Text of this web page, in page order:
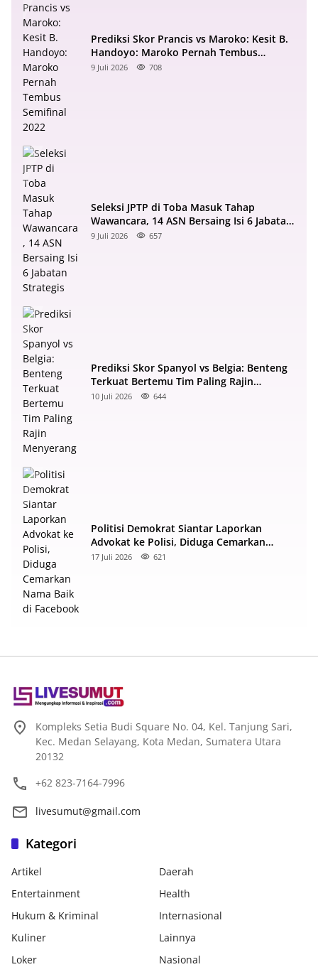
Prediksi Skor Prancis vs Maroko: Kesit B.
Handoyo: Maroko Pernah Tembus
Semifinal 2022
9 Juli 2026 708
Seleksi JPTP di Toba Masuk Tahap
Wawancara, 14 ASN Bersaing Isi 6 Jabatan
Strategis
9 Juli 2026 657
Prediksi Skor Spanyol vs Belgia: Benteng
Terkuat Bertemu Tim Paling Rajin
Menyerang
10 Juli 2026 644
Politisi Demokrat Siantar Laporkan
Advokat ke Polisi, Diduga Cemarkan
Nama Baik di Facebook
17 Juli 2026 621
Kompleks Setia Budi Square No. 04, Kel. Tanjung Sari,
Kec. Medan Selayang, Kota Medan, Sumatera Utara
20132
+62 823-7164-7996
livesumut@gmail.com
Kategori
Artikel
Daerah
Entertainment
Health
Hukum & Kriminal
Internasional
Kuliner
Lainnya
Loker
Nasional